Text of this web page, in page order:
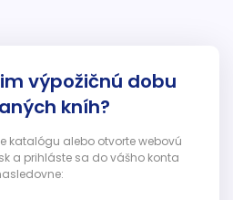
výpožičnú dobu
kníh?
katalógu alebo otvorte webovú
a prihláste sa do vášho konta